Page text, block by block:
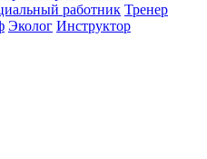
работник Тренер
Эколог Инструктор